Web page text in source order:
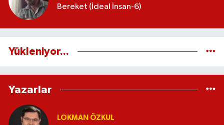
Bereket (İdeal İnsan-6)
Yükleniyor...
Yazarlar
LOKMAN ÖZKUL